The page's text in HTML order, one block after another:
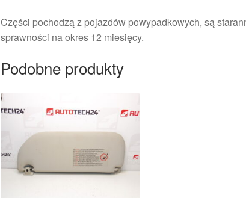
Części pochodzą z pojazdów powypadkowych, są
sprawności na okres 12 miesięcy.
Podobne produkty